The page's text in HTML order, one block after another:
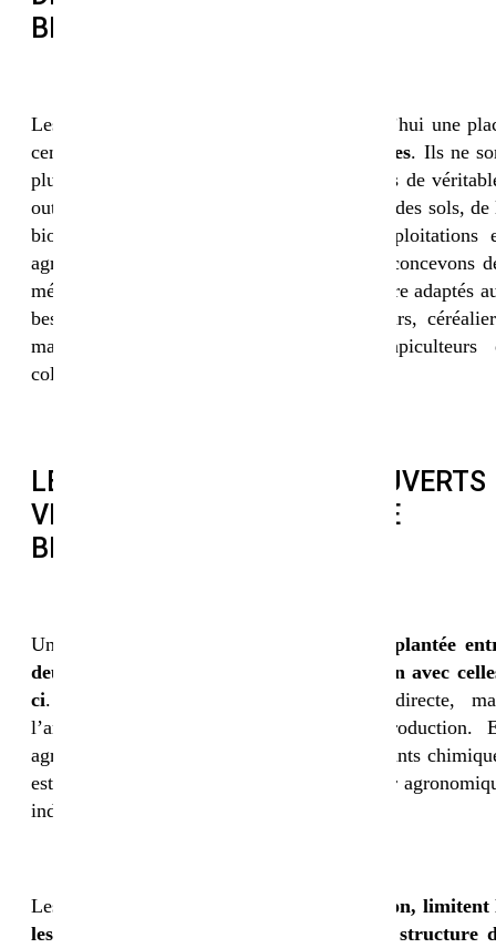
BIOLOGIQUE
Les couverts végétaux bio occupent aujourd’hui une
centrale dans les
systèmes agricoles durables. Ils ne
plus de simples cultures intermédiaires, mais de
outils agronomiques au service de la fertilité des sols, de
biodiversité et de la performance des exploitations
agriculture biologique. Chez Sembio, nous concevons
mélanges de semences biologiques sur-mesure adaptés
besoins spécifiques des agriculteurs, éleveurs,
maraîchers, viticulteurs, arboriculteurs, apiculteurs
collectivités engagés dans le bio.
LE RÔLE ESSENTIEL DES COUVERTS
VÉGÉTAUX EN AGRICULTURE
BIOLOGIQUE
Un couvert végétal bio est une
culture implantée
deux cultures principales ou en association avec
ci. Son objectif n’est pas la récolte directe,
l’amélioration globale du système de production.
agriculture biologique, où l’utilisation d’intrants
est exclue, ces couverts deviennent un levier
indispensable.
Les couverts
protègent le sol contre l’érosion, limitent
lessivage des nutriments et améliorent la structure